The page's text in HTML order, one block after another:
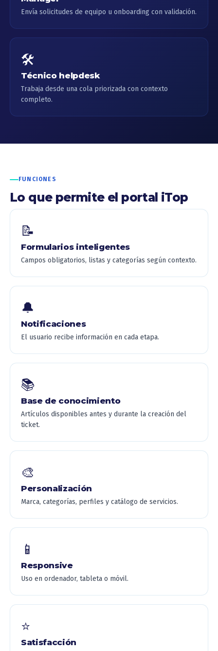
Envía solicitudes de equipo u onboarding con validación.
🛠️
Técnico helpdesk
Trabaja desde una cola priorizada con contexto
completo.
FUNCIONES
Lo que permite el portal iTop
📝
Formularios inteligentes
Campos obligatorios, listas y categorías según contexto.
🔔
Notificaciones
El usuario recibe información en cada etapa.
📚
Base de conocimiento
Artículos disponibles antes y durante la creación del
ticket.
🎨
Personalización
Marca, categorías, perfiles y catálogo de servicios.
📱
Responsive
Uso en ordenador, tableta o móvil.
⭐
Satisfacción